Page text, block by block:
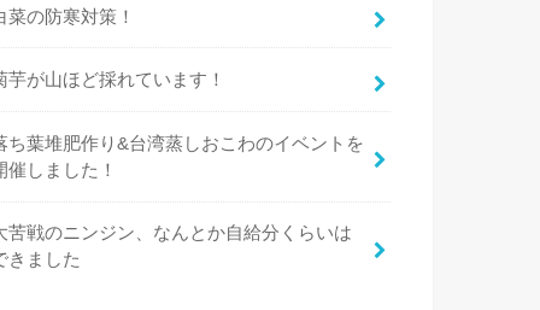
菜の防寒対策！
芋が山ほど採れています！
ち葉堆肥作り&台湾蒸しおこわのイベントを
催しました！
苦戦のニンジン、なんとか自給分くらいは
きました